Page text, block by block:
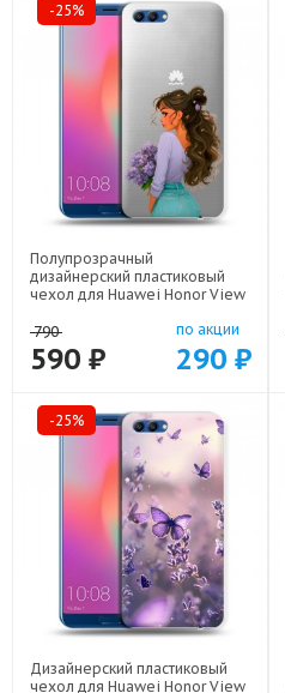
-25%
Полупрозрачный
дизайнерский пластиковый
чехол для Huawei Honor View
790
590 ₽
по акции
290 ₽
-25%
Дизайнерский пластиковый
чехол для Huawei Honor View